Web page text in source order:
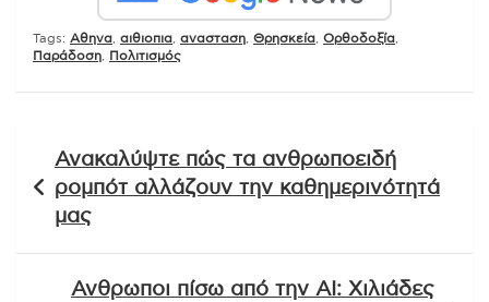
Tags: Αθηνα αιθιοπια ανασταση Θρησκεία Ορθοδοξία
Παράδοση
Πολιτισμός
άρθρων
Ανακαλύψτε πώς τα ανθρωποειδή
ρομπότ αλλάζουν την καθημερινότητά
μας
Ανθρωποι πίσω από την AI: Χιλιάδες